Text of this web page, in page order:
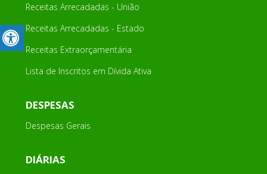
Receitas Arrecadadas - União
Receitas Arrecadadas - Estado
Receitas Extraorçamentária
Lista de Inscritos em Dívida Ativa
DESPESAS
Despesas Gerais
DIÁRIAS